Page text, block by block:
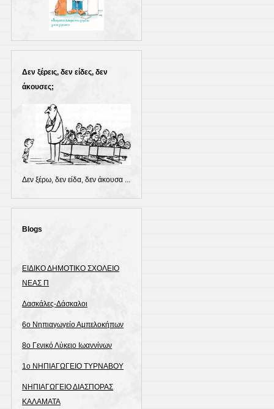
Δεν ξέρεις, δεν είδες, δεν
άκουσες;
Δεν ξέρω, δεν είδα, δεν άκουσα ...
Blogs
ΕΙΔΙΚΟ ΔΗΜΟΤΙΚΟ ΣΧΟΛΕΙΟ
ΝΕΑΣ Π
Δασκάλες-Δάσκαλοι
6ο Νηπιαγωγείο Αμπελοκήπων
8o Γενικό Λύκειο Ιωαννίνων
1ο ΝΗΠΙΑΓΩΓΕΙΟ ΤΥΡΝΑΒΟΥ
ΝΗΠΙΑΓΩΓΕΙΟ ΔΙΑΣΠΟΡΑΣ
ΚΑΛΑΜΑΤΑ